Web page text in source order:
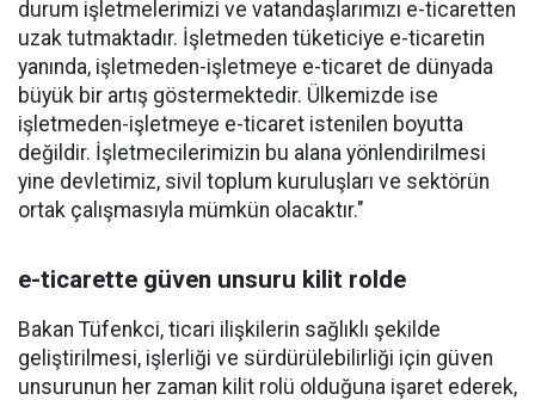
durum işletmelerimizi ve vatandaşlarımızı e-ticaretten
uzak tutmaktadır. İşletmeden tüketiciye e-ticaretin
yanında, işletmeden-işletmeye e-ticaret de dünyada
büyük bir artış göstermektedir. Ülkemizde ise
işletmeden-işletmeye e-ticaret istenilen boyutta
değildir. İşletmecilerimizin bu alana yönlendirilmesi
yine devletimiz, sivil toplum kuruluşları ve sektörün
ortak çalışmasıyla mümkün olacaktır."
e-ticarette güven unsuru kilit rolde
Bakan Tüfenkci, ticari ilişkilerin sağlıklı şekilde
geliştirilmesi, işlerliği ve sürdürülebilirliği için güven
unsurunun her zaman kilit rolü olduğuna işaret ederek,